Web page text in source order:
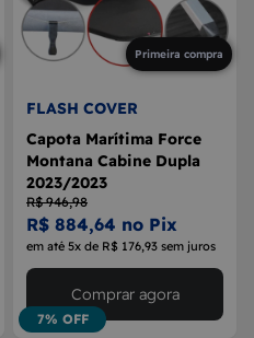
Primeira compra
FLASH COVER
Capota Marítima Force
Montana Cabine Dupla
2023/2023
R$ 946,98
R$ 884,64 no Pix
em até 5x de R$ 176,93 sem juros
7% OFF
Comprar agora